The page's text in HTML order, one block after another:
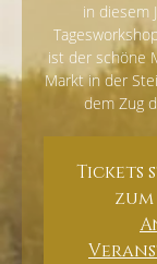
in diesem
ist der schöne
Markt in der
dem Zug
Tickets